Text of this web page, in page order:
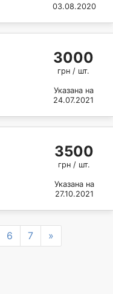
03.08.2020
3000
грн / шт.
Указана на
24.07.2021
3500
грн / шт.
Указана на
27.10.2021
6 7 »